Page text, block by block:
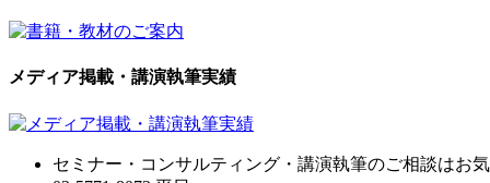
メディア掲載・講演執筆実績
セミナー・ コンサルティング・ 講演執筆のご相談はお